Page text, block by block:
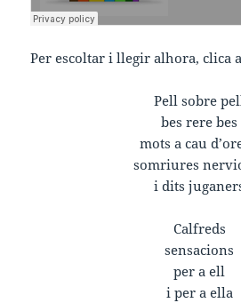
Per escoltar i llegir alhora, clica
Pell sobre
bes rere bes
mots a cau
somriures
i dits
Calfreds
sensacions
per a ell
i per a ella